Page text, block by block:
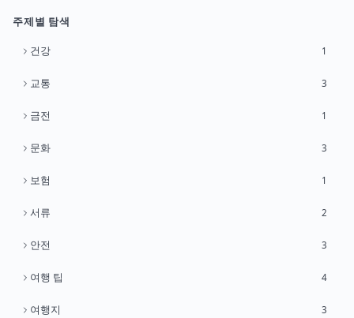
주제별 탐색
건강 1
교통 3
금전 1
문화 3
보험 1
서류 2
안전 3
여행 팁 4
여행지 3